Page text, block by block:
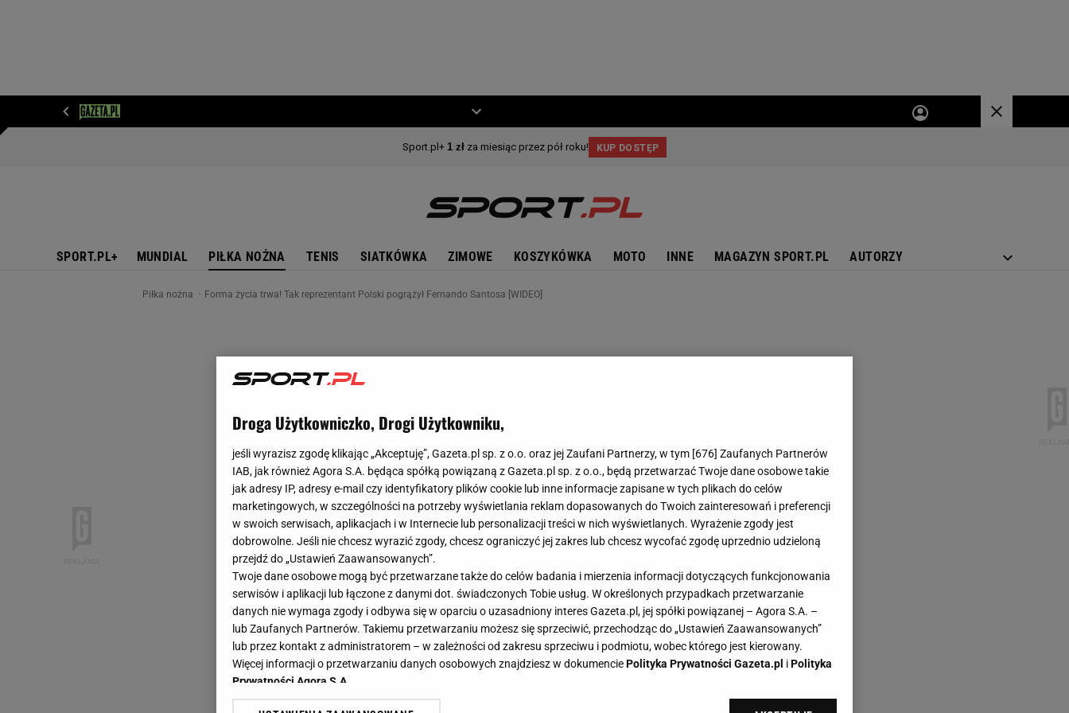
SPORT.PL+ MUNDIAL PIŁKA NOŻNA TENIS SIATKÓWKA ZIMOWE KOSZYKÓWKA MOTO INNE MAGAZYN SPORT.PL AUTORZY
Piłka nożna Forma życia trwa! Tak reprezentant Polski pogrążył Fernando Santosa [WIDEO]
Droga Użytkowniczko, Drogi Użytkowniku,
jeśli wyrazisz zgodę klikając „Akceptuję”, Gazeta.pl sp. z o.o. oraz jej Zaufani Partnerzy, w tym [676] Zaufanych Partnerów
IAB, jak również Agora S.A. będąca spółką powiązaną z Gazeta.pl sp. z o.o., będą przetwarzać Twoje dane osobowe takie
jak adresy IP, adresy e-mail czy identyfikatory plików cookie lub inne informacje zapisane w tych plikach do celów
marketingowych, w szczególności na potrzeby wyświetlania reklam dopasowanych do Twoich zainteresowań i preferencji
w swoich serwisach, aplikacjach i w Internecie lub personalizacji treści w nich wyświetlanych. Wyrażenie zgody jest
dobrowolne. Jeśli nie chcesz wyrazić zgody, chcesz ograniczyć jej zakres lub chcesz wycofać zgodę uprzednio udzieloną
przejdź do „Ustawień Zaawansowanych”.
Twoje dane osobowe mogą być przetwarzane także do celów badania i mierzenia informacji dotyczących funkcjonowania
serwisów i aplikacji lub łączone z danymi dot. świadczonych Tobie usług. W określonych przypadkach przetwarzanie
danych nie wymaga zgody i odbywa się w oparciu o uzasadniony interes Gazeta.pl, jej spółki powiązanej – Agora S.A. –
lub Zaufanych Partnerów. Takiemu przetwarzaniu możesz się sprzeciwić, przechodząc do „Ustawień Zaawansowanych”
lub przez kontakt z administratorem – w zależności od zakresu sprzeciwu i podmiotu, wobec którego jest kierowany.
Więcej informacji o przetwarzaniu danych osobowych znajdziesz w dokumenciePolityka Prywatności Gazeta.pl iPolityka
Prywatności Agora S.A.